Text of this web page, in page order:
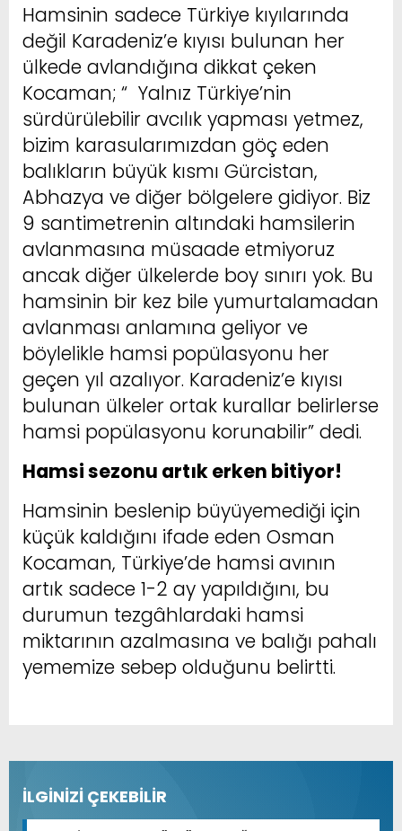
Hamsinin sadece Türkiye kıyılarında
değil Karadeniz’e kıyısı bulunan her
ülkede avlandığına dikkat çeken
Kocaman; “ Yalnız Türkiye’nin
sürdürülebilir avcılık yapması yetmez,
bizim karasularımızdan göç eden
balıkların büyük kısmı Gürcistan,
Abhazya ve diğer bölgelere gidiyor. Biz
9 santimetrenin altındaki hamsilerin
avlanmasına müsaade etmiyoruz
ancak diğer ülkelerde boy sınırı yok. Bu
hamsinin bir kez bile yumurtalamadan
avlanması anlamına geliyor ve
böylelikle hamsi popülasyonu her
geçen yıl azalıyor. Karadeniz’e kıyısı
bulunan ülkeler ortak kurallar belirlerse
hamsi popülasyonu korunabilir” dedi.
Hamsi sezonu artık erken bitiyor!
Hamsinin beslenip büyüyemediği için
küçük kaldığını ifade eden Osman
Kocaman, Türkiye’de hamsi avının
artık sadece 1-2 ay yapıldığını, bu
durumun tezgâhlardaki hamsi
miktarının azalmasına ve balığı pahalı
yememize sebep olduğunu belirtti.
İLGİNİZİ ÇEKEBİLİR